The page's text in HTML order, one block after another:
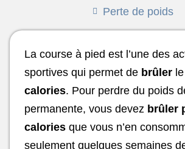
Perte de poids
La course à pied est l’une des
sportives qui permet de brûler
calories. Pour perdre du poids
permanente, vous devez brûler
calories que vous n’en
seulement quelques semaines